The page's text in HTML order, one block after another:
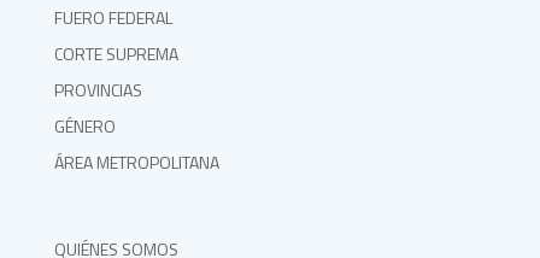
FUERO FEDERAL
CORTE SUPREMA
PROVINCIAS
GÉNERO
ÁREA METROPOLITANA
QUIÉNES SOMOS